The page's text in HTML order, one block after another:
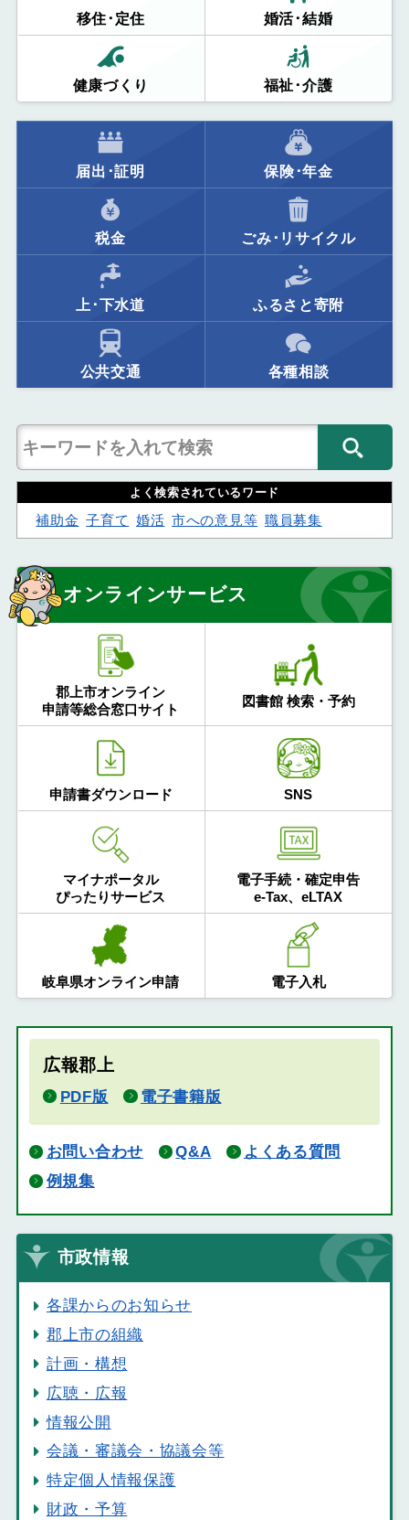
移住･定住 婚活･結婚
健康づくり 福祉･介護
届出･証明 保険･年金
税金 ごみ･リサイクル
上･下水道 ふるさと寄附
公共交通 各種相談
よく検索されているワード
補助金 子育て 婚活 市への意見等 職員募集
オンラインサービス
郡上市オンライン
申請等総合窓口サイト
図書館 検索・予約
申請書ダウンロード SNS
マイナポータル
ぴったりサービス
電子手続・確定申告
e-Tax、eLTAX
岐阜県オンライン申請 電子入札
広報郡上
PDF版 電子書籍版
お問い合わせ Q&A
よくある質問
例規集
市政情報
各課からのお知らせ
郡上市の組織
計画・構想
広聴・広報
情報公開
会議・審議会・協議会等
特定個人情報保護
財政・予算